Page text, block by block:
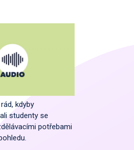
kdyby
studenty se
potřebami